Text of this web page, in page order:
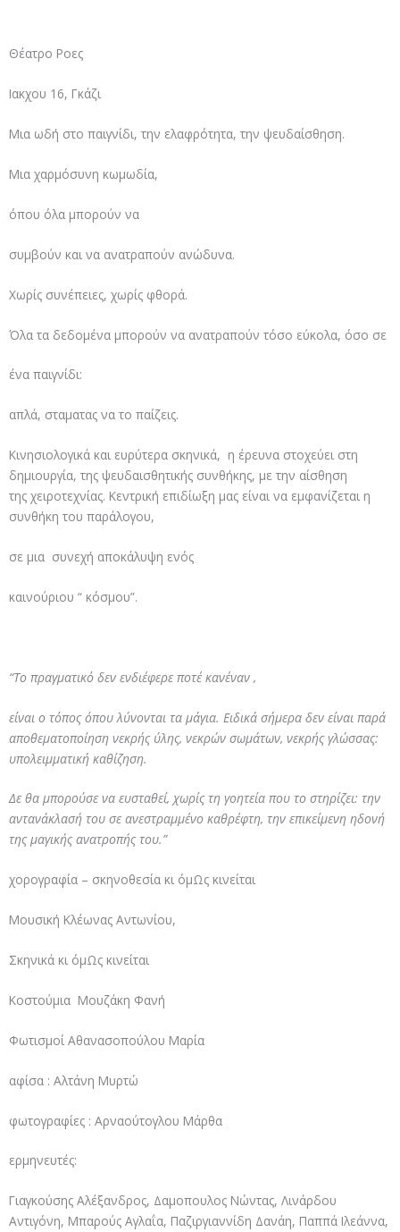
Θέατρο Ροες
Ιακχου 16, Γκάζι
Μια ωδή στο παιγνίδι, την ελαφρότητα, την ψευδαίσθηση.
Μια χαρμόσυνη κωμωδία,
όπου όλα μπορούν να
συμβούν και να ανατραπούν ανώδυνα.
Χωρίς συνέπειες, χωρίς φθορά.
Όλα τα δεδομένα μπορούν να ανατραπούν τόσο εύκολα, όσο σε
ένα παιγνίδι:
απλά, σταματας να το παίζεις.
Κινησιολογικά και ευρύτερα σκηνικά, η έρευνα στοχεύει στη
δημιουργία, της ψευδαισθητικής συνθήκης, με την αίσθηση
της χειροτεχνίας. Κεντρική επιδίωξη μας είναι να εμφανίζεται η
συνθήκη του παράλογου,
σε μια συνεχή αποκάλυψη ενός
καινούριου “ κόσμου”.
“Το πραγματικό δεν ενδιέφερε ποτέ κανέναν ,
είναι ο τόπος όπου λύνονται τα μάγια. Ειδικά σήμερα δεν είναι παρά
αποθεματοποίηση νεκρής ύλης, νεκρών σωμάτων, νεκρής γλώσσας:
υπολειμματική καθίζηση.
Δε θα μπορούσε να ευσταθεί, χωρίς τη γοητεία που το στηρίζει: την
αντανάκλασή του σε ανεστραμμένο καθρέφτη, την επικείμενη ηδονή
της μαγικής ανατροπής του.”
χορογραφία – σκηνοθεσία κι όμΩς κινείται
Μουσική Κλέωνας Αντωνίου,
Σκηνικά κι όμΩς κινείται
Κοστούμια Μουζάκη Φανή
Φωτισμοί Αθανασοπούλου Μαρία
αφίσα : Αλτάνη Μυρτώ
φωτογραφίες : Αρναούτογλου Μάρθα
ερμηνευτές:
Γιαγκούσης Αλέξανδρος, Δαμοπουλος Νώντας, Λινάρδου
Αντιγόνη, Μπαρούς Αγλαΐα, Παζιργιαννίδη Δανάη, Παππά Ιλεάννα,